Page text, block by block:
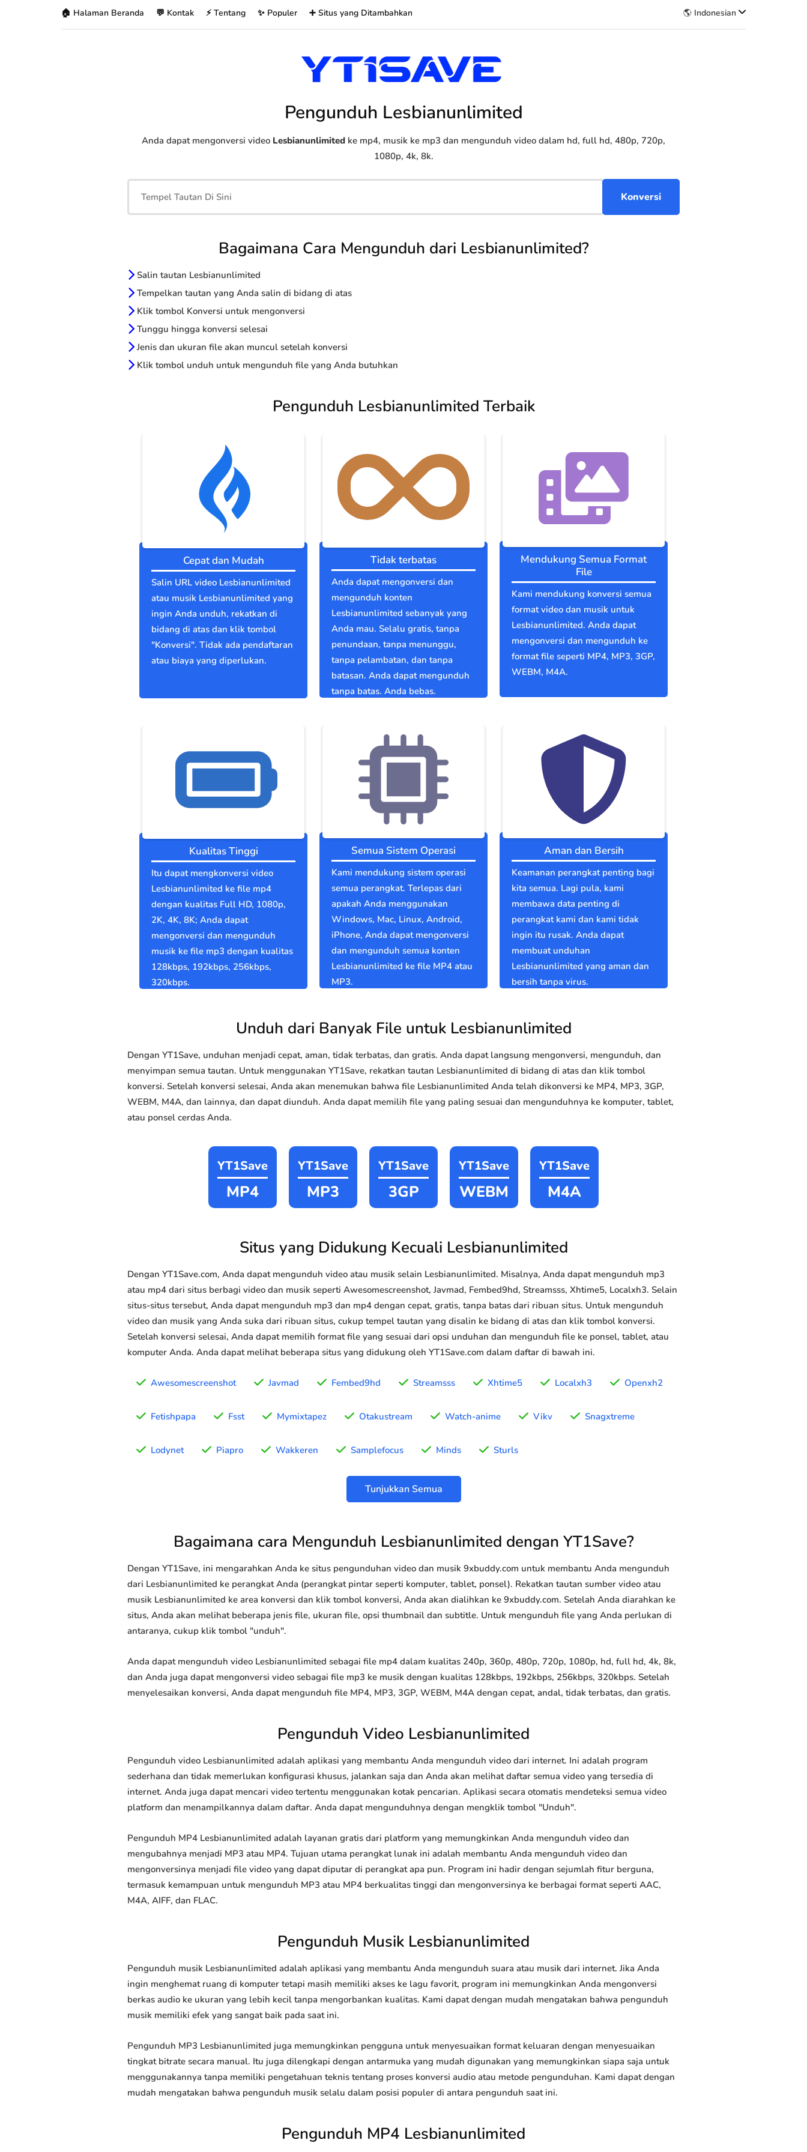
🏠 Halaman Beranda 💬 Kontak ⚡ Tentang ✨ Populer ➕ Situs yang Ditambahkan 🌎 Indonesian
Pengunduh Lesbianunlimited
Anda dapat mengonversi video Lesbianunlimited ke mp4, musik ke mp3 dan mengunduh video dalam hd, full hd, 480p, 720p,
1080p, 4k, 8k.
Bagaimana Cara Mengunduh dari Lesbianunlimited?
Salin tautan Lesbianunlimited
Tempelkan tautan yang Anda salin di bidang di atas
Klik tombol Konversi untuk mengonversi
Tunggu hingga konversi selesai
Jenis dan ukuran file akan muncul setelah konversi
Klik tombol unduh untuk mengunduh file yang Anda butuhkan
Pengunduh Lesbianunlimited Terbaik
Cepat dan Mudah
Salin URL video Lesbianunlimited
atau musik Lesbianunlimited yang
ingin Anda unduh, rekatkan di
bidang di atas dan klik tombol
"Konversi". Tidak ada pendaftaran
atau biaya yang diperlukan.
Tidak terbatas
Anda dapat mengonversi dan
mengunduh konten
Lesbianunlimited sebanyak yang
Anda mau. Selalu gratis, tanpa
penundaan, tanpa menunggu,
tanpa pelambatan, dan tanpa
batasan. Anda dapat mengunduh
tanpa batas. Anda bebas.
Mendukung Semua Format
File
Kami mendukung konversi semua
format video dan musik untuk
Lesbianunlimited. Anda dapat
mengonversi dan mengunduh ke
format file seperti MP4, MP3, 3GP,
WEBM, M4A.
Kualitas Tinggi
Itu dapat mengkonversi video
Lesbianunlimited ke file mp4
dengan kualitas Full HD, 1080p,
2K, 4K, 8K; Anda dapat
mengonversi dan mengunduh
musik ke file mp3 dengan kualitas
128kbps, 192kbps, 256kbps,
320kbps.
Semua Sistem Operasi
Kami mendukung sistem operasi
semua perangkat. Terlepas dari
apakah Anda menggunakan
Windows, Mac, Linux, Android,
iPhone, Anda dapat mengonversi
dan mengunduh semua konten
Lesbianunlimited ke file MP4 atau
MP3.
Aman dan Bersih
Keamanan perangkat penting bagi
kita semua. Lagi pula, kami
membawa data penting di
perangkat kami dan kami tidak
ingin itu rusak. Anda dapat
membuat unduhan
Lesbianunlimited yang aman dan
bersih tanpa virus.
Unduh dari Banyak File untuk Lesbianunlimited
Dengan YT1Save, unduhan menjadi cepat, aman, tidak terbatas, dan gratis. Anda dapat langsung mengonversi, mengunduh, dan
menyimpan semua tautan. Untuk menggunakan YT1Save, rekatkan tautan Lesbianunlimited di bidang di atas dan klik tombol
konversi. Setelah konversi selesai, Anda akan menemukan bahwa file Lesbianunlimited Anda telah dikonversi ke MP4, MP3, 3GP,
WEBM, M4A, dan lainnya, dan dapat diunduh. Anda dapat memilih file yang paling sesuai dan mengunduhnya ke komputer, tablet,
atau ponsel cerdas Anda.
YT1Save
MP4
YT1Save
MP3
YT1Save
3GP
YT1Save
WEBM
YT1Save
M4A
Situs yang Didukung Kecuali Lesbianunlimited
Dengan YT1Save.com, Anda dapat mengunduh video atau musik selain Lesbianunlimited. Misalnya, Anda dapat mengunduh mp3
atau mp4 dari situs berbagi video dan musik seperti Awesomescreenshot, Javmad, Fembed9hd, Streamsss, Xhtime5, Localxh3. Selain
situs-situs tersebut, Anda dapat mengunduh mp3 dan mp4 dengan cepat, gratis, tanpa batas dari ribuan situs. Untuk mengunduh
video dan musik yang Anda suka dari ribuan situs, cukup tempel tautan yang disalin ke bidang di atas dan klik tombol konversi.
Setelah konversi selesai, Anda dapat memilih format file yang sesuai dari opsi unduhan dan mengunduh file ke ponsel, tablet, atau
komputer Anda. Anda dapat melihat beberapa situs yang didukung oleh YT1Save.com dalam daftar di bawah ini.
Awesomescreenshot Javmad Fembed9hd Streamsss Xhtime5 Localxh3 Openxh2
Fetishpapa Fsst Mymixtapez Otakustream Watch-anime Vikv Snagxtreme
Lodynet Piapro Wakkeren Samplefocus Minds Sturls
Tunjukkan Semua
Bagaimana cara Mengunduh Lesbianunlimited dengan YT1Save?
Dengan YT1Save, ini mengarahkan Anda ke situs pengunduhan video dan musik 9xbuddy.com untuk membantu Anda mengunduh
dari Lesbianunlimited ke perangkat Anda (perangkat pintar seperti komputer, tablet, ponsel). Rekatkan tautan sumber video atau
musik Lesbianunlimited ke area konversi dan klik tombol konversi, Anda akan dialihkan ke 9xbuddy.com. Setelah Anda diarahkan ke
situs, Anda akan melihat beberapa jenis file, ukuran file, opsi thumbnail dan subtitle. Untuk mengunduh file yang Anda perlukan di
antaranya, cukup klik tombol "unduh".
Anda dapat mengunduh video Lesbianunlimited sebagai file mp4 dalam kualitas 240p, 360p, 480p, 720p, 1080p, hd, full hd, 4k, 8k,
dan Anda juga dapat mengonversi video sebagai file mp3 ke musik dengan kualitas 128kbps, 192kbps, 256kbps, 320kbps. Setelah
menyelesaikan konversi, Anda dapat mengunduh file MP4, MP3, 3GP, WEBM, M4A dengan cepat, andal, tidak terbatas, dan gratis.
Pengunduh Video Lesbianunlimited
Pengunduh video Lesbianunlimited adalah aplikasi yang membantu Anda mengunduh video dari internet. Ini adalah program
sederhana dan tidak memerlukan konfigurasi khusus, jalankan saja dan Anda akan melihat daftar semua video yang tersedia di
internet. Anda juga dapat mencari video tertentu menggunakan kotak pencarian. Aplikasi secara otomatis mendeteksi semua video
platform dan menampilkannya dalam daftar. Anda dapat mengunduhnya dengan mengklik tombol "Unduh".
Pengunduh MP4 Lesbianunlimited adalah layanan gratis dari platform yang memungkinkan Anda mengunduh video dan
mengubahnya menjadi MP3 atau MP4. Tujuan utama perangkat lunak ini adalah membantu Anda mengunduh video dan
mengonversinya menjadi file video yang dapat diputar di perangkat apa pun. Program ini hadir dengan sejumlah fitur berguna,
termasuk kemampuan untuk mengunduh MP3 atau MP4 berkualitas tinggi dan mengonversinya ke berbagai format seperti AAC,
M4A, AIFF, dan FLAC.
Pengunduh Musik Lesbianunlimited
Pengunduh musik Lesbianunlimited adalah aplikasi yang membantu Anda mengunduh suara atau musik dari internet. Jika Anda
ingin menghemat ruang di komputer tetapi masih memiliki akses ke lagu favorit, program ini memungkinkan Anda mengonversi
berkas audio ke ukuran yang lebih kecil tanpa mengorbankan kualitas. Kami dapat dengan mudah mengatakan bahwa pengunduh
musik memiliki efek yang sangat baik pada saat ini.
Pengunduh MP3 Lesbianunlimited juga memungkinkan pengguna untuk menyesuaikan format keluaran dengan menyesuaikan
tingkat bitrate secara manual. Itu juga dilengkapi dengan antarmuka yang mudah digunakan yang memungkinkan siapa saja untuk
menggunakannya tanpa memiliki pengetahuan teknis tentang proses konversi audio atau metode pengunduhan. Kami dapat dengan
mudah mengatakan bahwa pengunduh musik selalu dalam posisi populer di antara pengunduh saat ini.
Pengunduh MP4 Lesbianunlimited